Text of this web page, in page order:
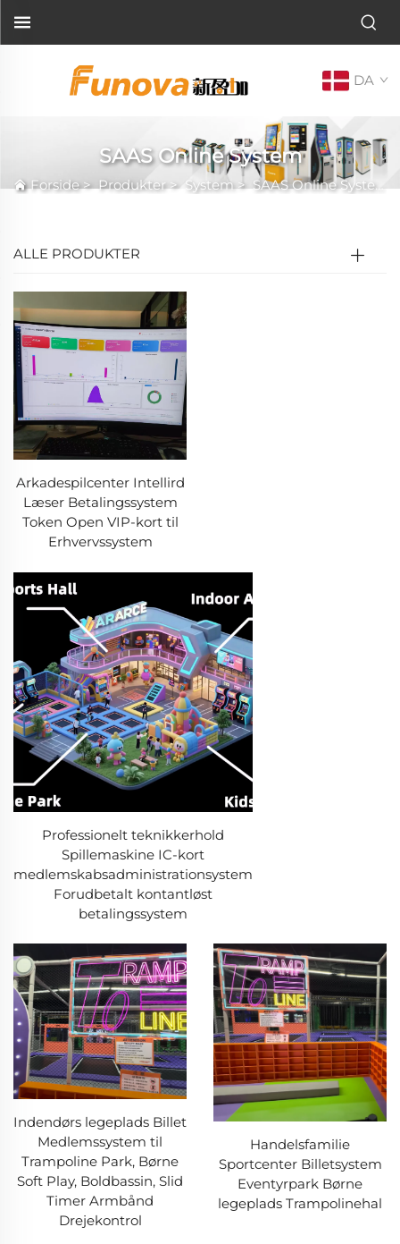
DA
SAAS Online System
Forside>Produkter>System>SAAS Online System
ALLE PRODUKTER
Arkadespilcenter Intellird
Læser Betalingssystem
Token Open VIP-kort til
Erhvervssystem
Professionelt teknikkerhold
Spillemaskine IC-kort
medlemskabsadministrationsystem
Forudbetalt kontantløst
betalingssystem
Indendørs legeplads Billet
Medlemssystem til
Trampoline Park, Børne
Soft Play, Boldbassin, Slid
Timer Armbånd
Drejekontrol
Handelsfamilie
Sportcenter Billetsystem
Eventyrpark Børne
legeplads Trampolinehal